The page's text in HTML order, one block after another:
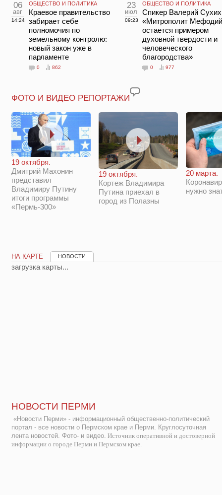
06
авг
14:24
ОБЩЕСТВО И ПОЛИТИКА
Краевое правительство
забирает себе
полномочия по
земельному контролю:
новый закон уже в
парламенте
0 862
23
июл
09:23
ОБЩЕСТВО И ПОЛИТИКА
Спикер Валерий
«Митрополит Мефодий
остается примером
духовной твердости и
человеческого
благородства»
0 977
ФОТО И ВИДЕО РЕПОРТАЖИ
19 октября.
Дмитрий Махонин
представил
Владимиру Путину
итоги программы
«Пермь-300»
19 октября.
Кортеж Владимира
Путина приехал в
город из Полазны
20 марта.
нужно
НА КАРТЕ НОВОСТИ
загрузка карты...
НОВОСТИ ПЕРМИ
«Новости Перми» - информационный общественно-политический
портал - все новости о Пермском крае и Перми. Круглосуточная
лента новостей. Фото- и видео. Источник оперативной и достоверной
информации о городе Перми и Пермском крае.